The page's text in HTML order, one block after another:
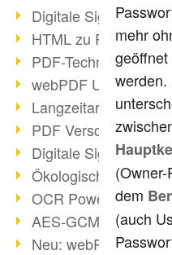
Digitale Signatur in
HTML zu PDF
PDF-Techniken für
webPDF Update
Langzeitarchivierung
PDF Verschlüsselung
Digitale Signaturen
Ökologischen
OCR Power für Profis
AES-GCM-
Neu: webPDF
mehr
werden.
dem
(auch